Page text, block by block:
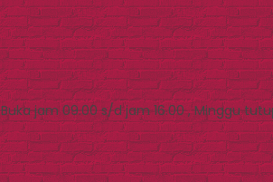
Buka jam 09.00 s/d jam 16.00 , Minggu